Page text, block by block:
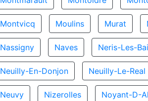
Montvicq Moulins Murat
Nassigny Naves Neris-Les-
Neuilly-En-Donjon Neuilly-Le-Real
Neuvy Nizerolles Noyant-D-